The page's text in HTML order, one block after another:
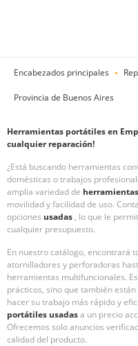
Encabezados principales
Provincia de Buenos Aires
Herramientas portátiles en
cualquier reparación!
¿Está buscando herramientas
domésticas o trabajos
amplia variedad de
movilidad y facilidad de uso.
opciones usadas , lo que le
cualquier presupuesto.
En nuestro catálogo, encontrará
atornilladores y perforadoras
herramientas multifuncionales.
prácticos, sino que también
hacer su trabajo más rápido y
portátiles usadasa un precio
Ofrecemos solo anuncios
calidad del producto.